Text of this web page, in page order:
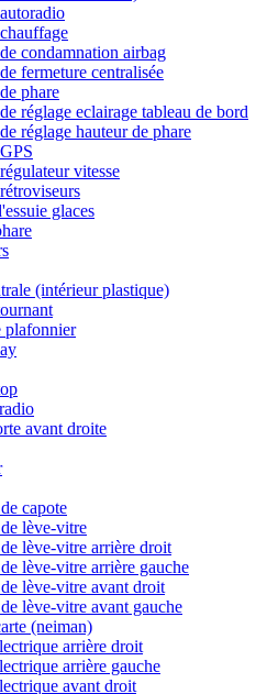
condamnation airbag
fermeture centralisée
phare
réglage eclairage tableau de bord
réglage hauteur de phare
vitesse
glaces
(intérieur plastique)
plafonnier
avant droite
capote
lève-vitre
lève-vitre arrière droit
lève-vitre arrière gauche
lève-vitre avant droit
lève-vitre avant gauche
(neiman)
arrière droit
arrière gauche
avant droit